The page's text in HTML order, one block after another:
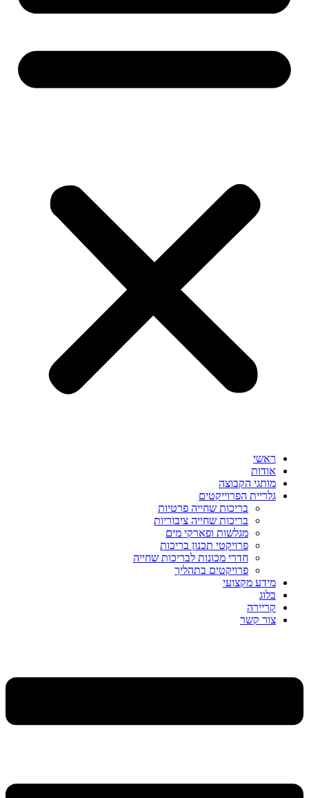
ראשי
אודות
מותגי הקבוצה
גלריית הפרוייקטים
בריכות שחייה פרטיות
בריכות שחייה ציבוריות
מגלשות ופארקי מים
פרויקטי תכנון בריכות
חדרי מכונות לבריכות שחייה
פרויקטים בתהליך
מידע מקצועי
בלוג
קריירה
צור קשר